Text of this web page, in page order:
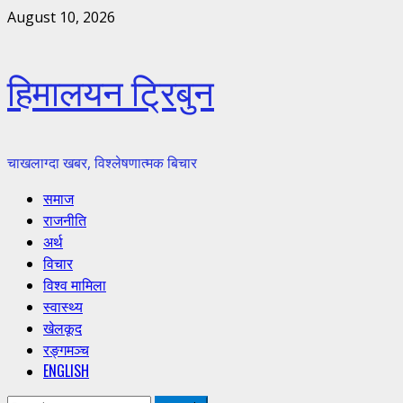
Skip
August 10, 2026
हिमालयन ट्रिबुन
चाखलाग्दा खबर, विश्लेषणात्मक बिचार
Primary
Menu
समाज
राजनीति
अर्थ
विचार
विश्व मामिला
स्वास्थ्य
खेलकूद
रङ्गमञ्च
ENGLISH